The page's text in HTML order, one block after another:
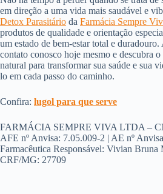
em direção a uma vida mais saudável e
Detox Parasitário da Farmácia Sempre
produtos de qualidade e orientação
um estado de bem-estar total e
contato conosco hoje mesmo e descubra
natural para transformar sua saúde e sua
lo em cada passo do caminho.
Confira: lugol para que serve
FARMÁCIA SEMPRE VIVA LTDA –
AFE nº Anvisa: 7.05.009-2 | AE nº
Farmacêutica Responsável: Vivian Bruna
CRF/MG: 27709